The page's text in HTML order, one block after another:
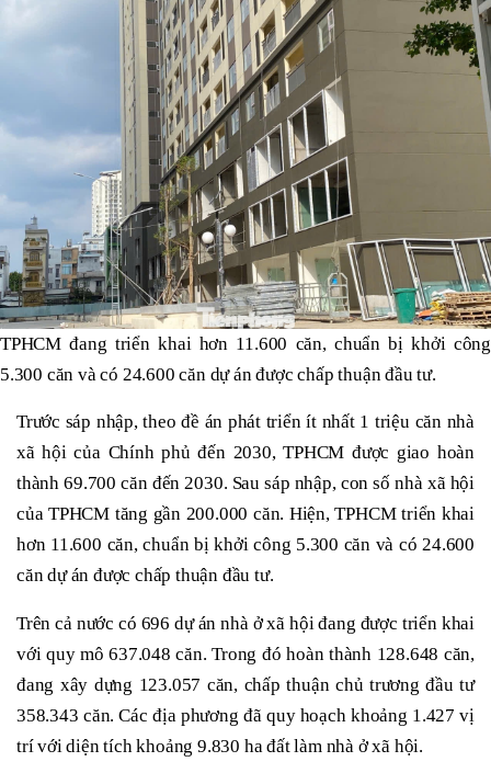
TPHCM đang triển khai hơn 11.600 căn, chuẩn bị khởi công
5.300 căn và có 24.600 căn dự án được chấp thuận đầu tư.
Trước sáp nhập, theo đề án phát triển ít nhất 1 triệu căn nhà
xã hội của Chính phủ đến 2030, TPHCM được giao hoàn
thành 69.700 căn đến 2030. Sau sáp nhập, con số nhà xã hội
của TPHCM tăng gần 200.000 căn. Hiện, TPHCM triển khai
hơn 11.600 căn, chuẩn bị khởi công 5.300 căn và có 24.600
căn dự án được chấp thuận đầu tư.
Trên cả nước có 696 dự án nhà ở xã hội đang được triển khai
với quy mô 637.048 căn. Trong đó hoàn thành 128.648 căn,
đang xây dựng 123.057 căn, chấp thuận chủ trương đầu tư
358.343 căn. Các địa phương đã quy hoạch khoảng 1.427 vị
trí với diện tích khoảng 9.830 ha đất làm nhà ở xã hội.